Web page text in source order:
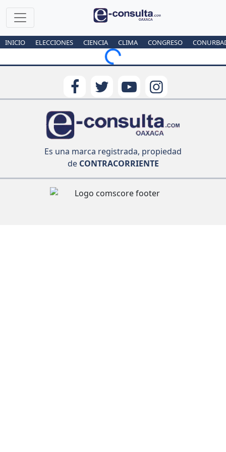
INICIO ELECCIONES CIENCIA CLIMA CONGRESO
Loading...
Es una marca registrada, propiedad
deCONTRACORRIENTE